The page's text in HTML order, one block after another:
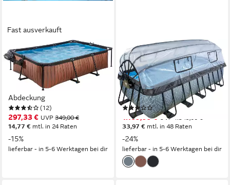
Fast ausverkauft
EXIT
Framepool (Set, 3-tlg), BxLxH:
200x300x65 cm, mit
Kartuschenfilter und
Abdeckung
(12)
297,33 € UVP 349,00 €
14,77 € mtl. in 24 Raten
-15%
lieferbar - in 5-6 Werktagen bei dir
EXIT
Framepool inkl.
multifunktionaler
Poolabdeckung (Set, 4-tlg),
BxLxH: 250x540x122 cm, mit
Sandfilterpumpe &
Sicherheitsleiter
(5)
1.169,99 € UVP1.549,00 €
33,97 € mtl. in 48 Raten
-24%
lieferbar - in 5-6 Werktagen bei dir